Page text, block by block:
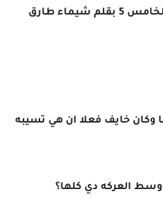
طارق
وكان خايف فعلا ان هي تسيبه
العركه دي كلها؟